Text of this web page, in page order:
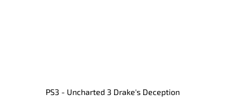
PS3 - Uncharted 3 Drake's Deception